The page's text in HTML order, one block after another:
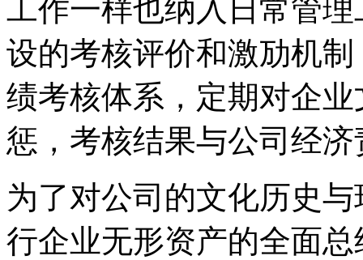
工作一样也纳入日常管
设的考核评价和激劢机
绩考核体系，定期对企
惩，考核结果与公司经
为了对公司的文化历史
行企业无形资产的全面